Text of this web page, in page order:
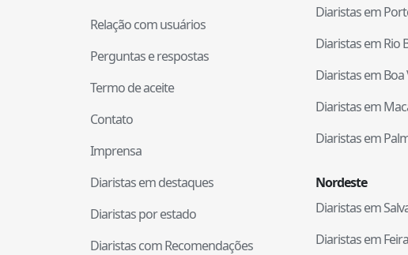
Relação com usuários
Perguntas e respostas
Termo de aceite
Contato
Imprensa
Diaristas em destaques
Diaristas por estado
Diaristas com Recomendações
Diaristas em
Diaristas emRio
Diaristas emBoa
Diaristas em
Diaristas em
Nordeste
Diaristas em
Diaristas em